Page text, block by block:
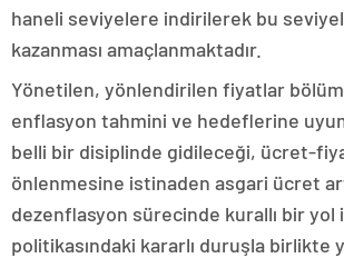
haneli seviyelere indirilerek bu
kazanması amaçlanmaktadır.
Yönetilen, yönlendirilen fiyatlar
enflasyon tahmini ve hedeflerine
belli bir disiplinde gidileceği, ücret-
önlenmesine istinaden asgari ücret
dezenflasyon sürecinde kurallı bir yol
politikasındaki kararlı duruşla birlikte